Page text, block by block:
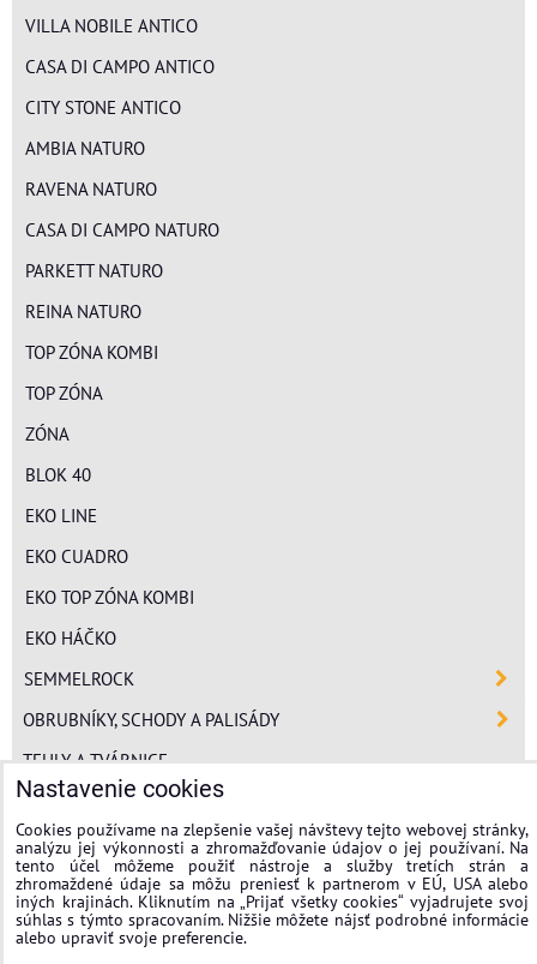
VILLA NOBILE ANTICO
CASA DI CAMPO ANTICO
CITY STONE ANTICO
AMBIA NATURO
RAVENA NATURO
CASA DI CAMPO NATURO
PARKETT NATURO
REINA NATURO
TOP ZÓNA KOMBI
TOP ZÓNA
ZÓNA
BLOK 40
EKO LINE
EKO CUADRO
EKO TOP ZÓNA KOMBI
EKO HÁČKO
SEMMELROCK
OBRUBNÍKY, SCHODY A PALISÁDY
TEHLY A TVÁRNICE
POLYSTYRÉN
MINERÁLNA VLNA
FASÁDNE OMIETKY
stavplotstavebniny
Nastavenie cookies
Cookies používame na zlepšenie vašej návštevy tejto webovej stránky,
analýzu jej výkonnosti a zhromažďovanie údajov o jej používaní. Na
tento účel môžeme použiť nástroje a služby tretích strán a
zhromaždené údaje sa môžu preniesť k partnerom v EÚ, USA alebo
iných krajinách. Kliknutím na „Prijať všetky cookies“ vyjadrujete svoj
súhlas s týmto spracovaním. Nižšie môžete nájsť podrobné informácie
alebo upraviť svoje preferencie.